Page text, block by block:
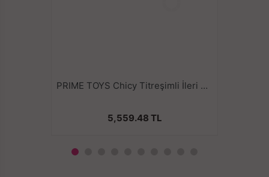
PRIME TOYS Chicy Titreşimli İleri Geri ve Aşağı Yukarı Dil Hareketli Klitoris Emişli 4 in 1 Vibratör
5,559.48 TL